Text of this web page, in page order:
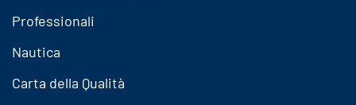
Professionali
Nautica
Carta della Qualità